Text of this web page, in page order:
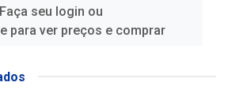
Faça seu login ou
para ver preços e comprar